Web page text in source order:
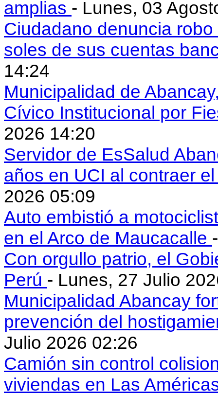
amplias - Lunes, 03
Ciudadano denuncia
soles de sus cuentas
14:24
Municipalidad de
Cívico Institucional por
2026 14:20
Servidor de EsSalud
años en UCI al contraer
2026 05:09
Auto embistió a
en el Arco de Maucacalle
Con orgullo patrio, el
Perú - Lunes, 27 Julio
Municipalidad Abancay
prevención del
Julio 2026 02:26
Camión sin control
viviendas en Las